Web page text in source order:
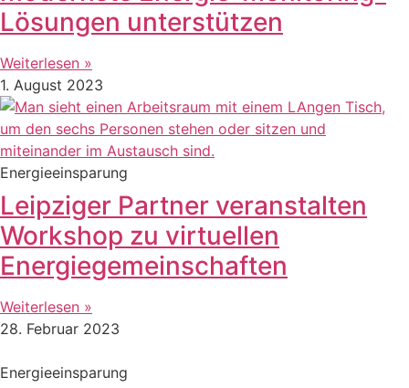
Lösungen unterstützen
Weiterlesen »
1. August 2023
Energieeinsparung
Leipziger Partner veranstalten
Workshop zu virtuellen
Energiegemeinschaften
Weiterlesen »
28. Februar 2023
Energieeinsparung